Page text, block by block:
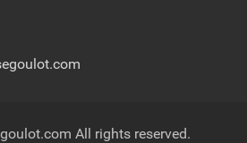
All rights reserved.